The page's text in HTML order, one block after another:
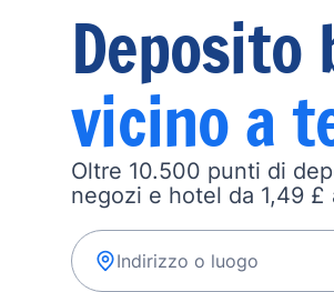
Deposito
vicino a
Oltre 10.500 punti di
negozi e hotel da 1,49 £